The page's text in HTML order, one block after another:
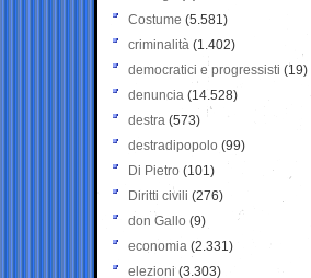
Costume (5.581)
criminalità (1.402)
democratici e progressisti (19)
denuncia (14.528)
destra (573)
destradipopolo (99)
Di Pietro (101)
Diritti civili (276)
don Gallo (9)
economia (2.331)
elezioni (3.303)